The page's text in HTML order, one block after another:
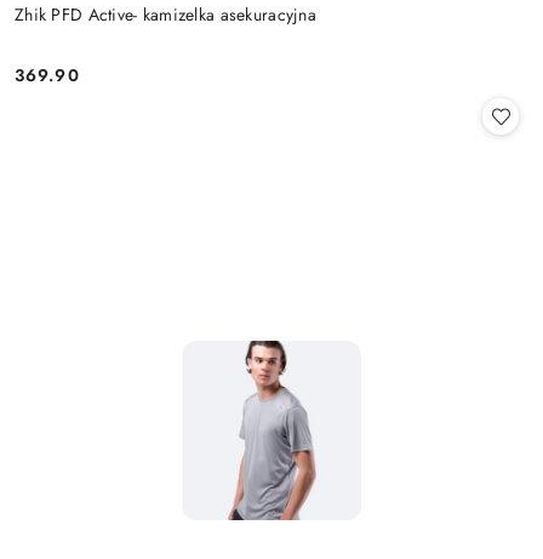
Zhik PFD Active- kamizelka asekuracyjna
Cena:
369.90